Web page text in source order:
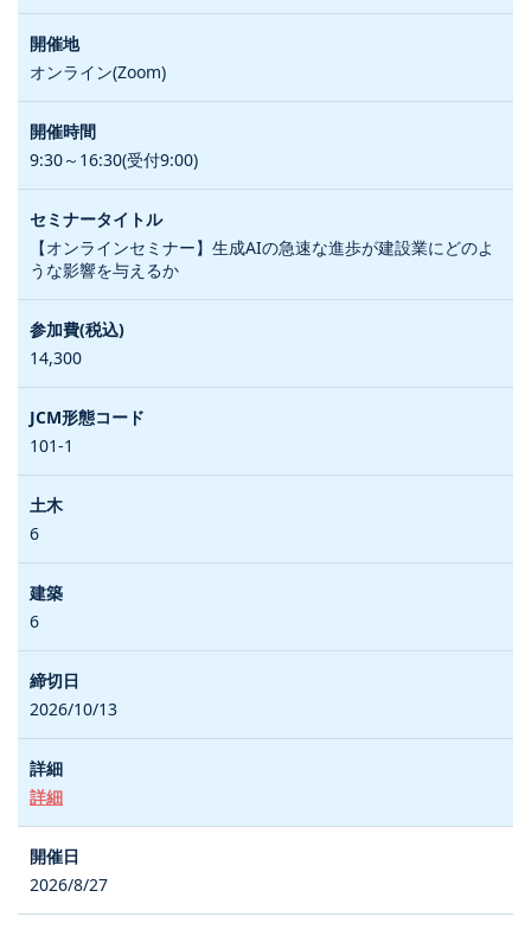
オンライン(Zoom)
9:30～16:30(受付9:00)
【オンラインセミナー】生成AIの急速な進歩が建設業にどのよ
うな影響を与えるか
14,300
101-1
6
6
2026/10/13
詳細
2026/8/27